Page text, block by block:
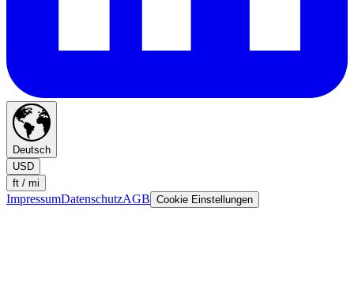
Deutsch
USD
ft / mi
ImpressumDatenschutzAGB Cookie Einstellungen